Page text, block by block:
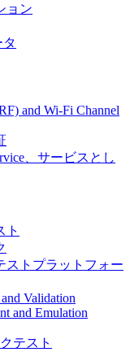
ョン
and Wi-Fi Channel
、サービスとし
ト
ストプラットフォー
Validation
and Emulation
テスト